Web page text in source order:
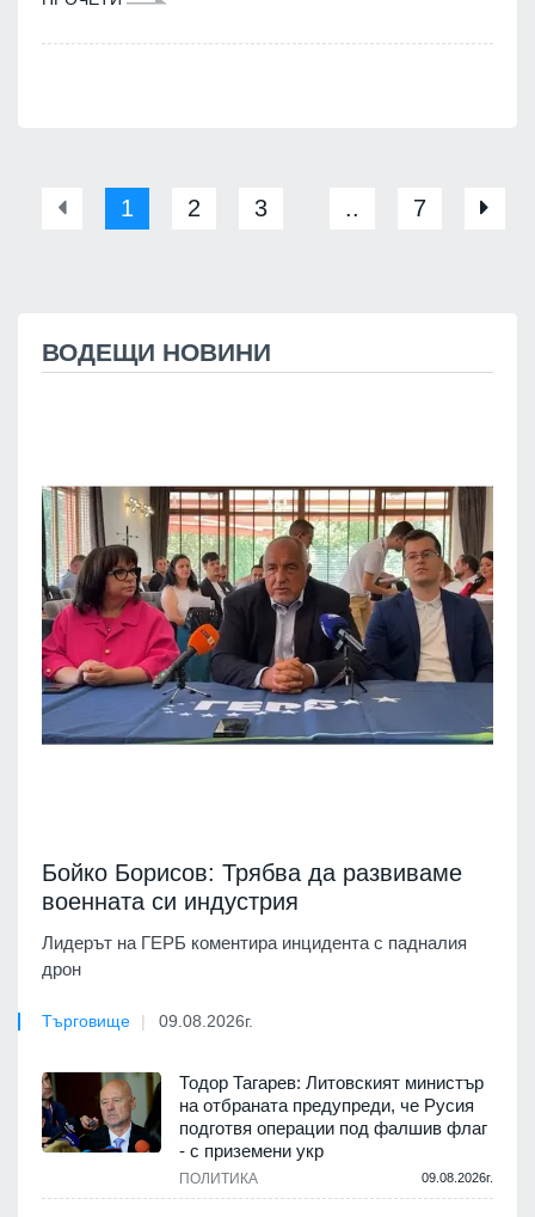
1 2 3 .. 7
ВОДЕЩИ НОВИНИ
Бойко Борисов: Трябва да развиваме
военната си индустрия
Лидерът на ГЕРБ коментира инцидента с падналия
дрон
Търговище 09.08.2026г.
Тодор Тагарев: Литовският министър
на отбраната предупреди, че Русия
подготвя операции под фалшив флаг
- с приземени укр
ПОЛИТИКА 09.08.2026г.